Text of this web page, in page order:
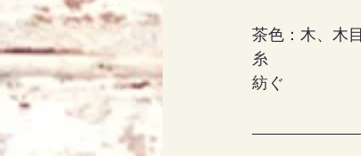
茶色：木、木目
糸
紡ぐ